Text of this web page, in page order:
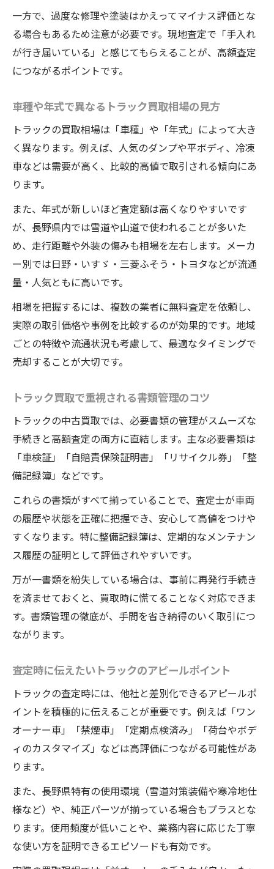
一方で、過度な修理や塗装はかえってマイナス評価とな
る場合もあるため注意が必要です。現地査定で「手入れ
が行き届いている」と感じてもらえることが、高額査定
につながるポイントです。
車種や年式で異なるトラック買取相場の見方
トラックの買取相場は「車種」や「年式」によって大き
く異なります。例えば、人気のダンプや平ボディ、冷凍
車などは需要が高く、比較的高値で取引される傾向にあ
ります。
また、年式が新しいほど査定額は高くなりやすいです
が、長野県内では雪道や山道で使われることが多いた
め、走行距離や外装の傷みも相場を左右します。メーカ
ー別では日野・いすゞ・三菱ふそう・トヨタなどが流通
量・人気ともに高いです。
相場を把握するには、複数の業者に無料査定を依頼し、
実際の取引価格や事例を比較するのが効果的です。地域
ごとの特徴や流通状況も考慮して、最適なタイミングで
売却することが大切です。
トラック買取で重視される書類管理のコツ
トラックの中古買取では、必要書類の管理がスムーズな
手続きと高額査定の両方に直結します。主な必要書類は
「車検証」「自賠責保険証明書」「リサイクル券」「整
備記録簿」などです。
これらの書類がすべて揃っていることで、査定士が車両
の履歴や状態を正確に把握でき、安心して高値をつけや
すくなります。特に整備記録簿は、定期的なメンテナン
ス履歴の証明として評価されやすいです。
万が一書類を紛失している場合は、事前に再発行手続き
を済ませておくと、買取時に慌てることなく対応できま
す。書類管理の徹底が、手間を省き納得のいく取引につ
ながります。
査定時に伝えたいトラックのアピールポイント
トラックの査定時には、他社と差別化できるアピールポ
イントを積極的に伝えることが重要です。例えば「ワン
オーナー車」「禁煙車」「定期点検済み」「荷台やボデ
ィのカスタマイズ」などは高評価につながる可能性があ
ります。
また、長野県特有の使用環境（雪道対策装備や寒冷地仕
様など）や、純正パーツが揃っている場合もプラスとな
ります。使用頻度が低いことや、業務内容に応じた丁寧
な使い方を証明できるエピソードも有効です。